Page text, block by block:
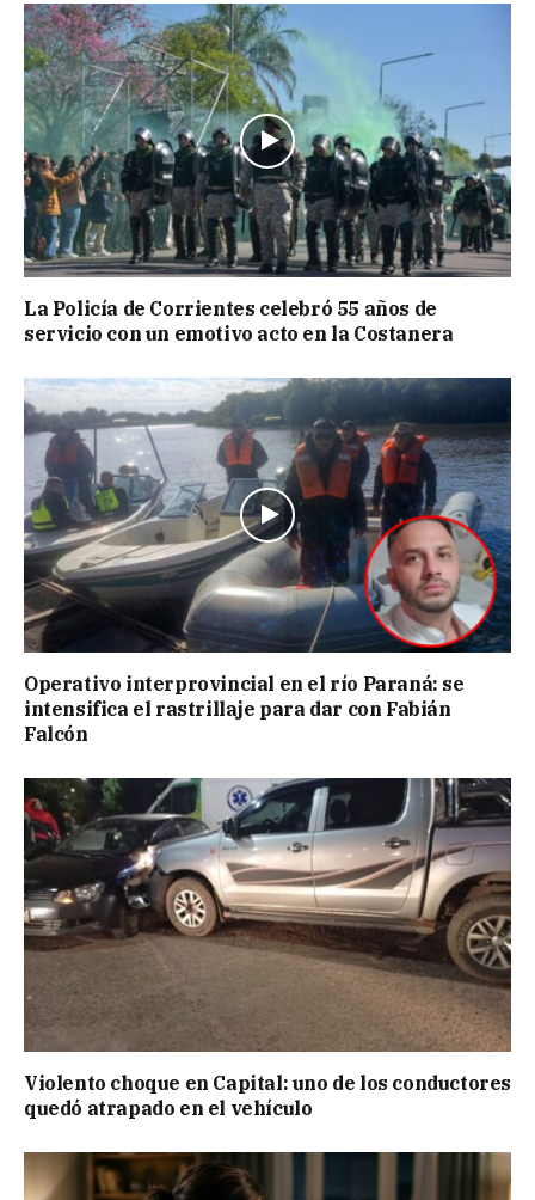
La Policía de Corrientes celebró 55 años de
servicio con un emotivo acto en la Costanera
Operativo interprovincial en el río Paraná: se
intensifica el rastrillaje para dar con Fabián
Falcón
Violento choque en Capital: uno de los conductores
quedó atrapado en el vehículo